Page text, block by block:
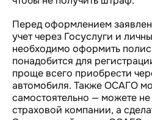
Перед оформлением
учет через Госуслуги и
необходимо оформить
понадобится для
проще всего приобрести
автомобиля. Также ОСАГО
самостоятельно — можете
страховой компании, а